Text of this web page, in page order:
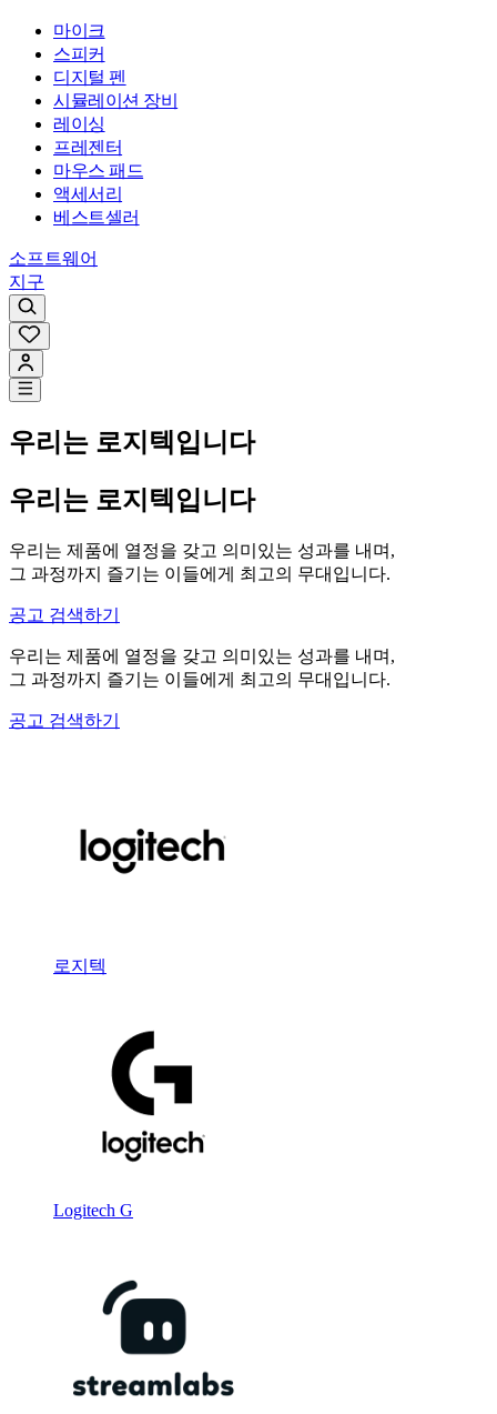
마이크
스피커
디지털 펜
시뮬레이션 장비
레이싱
프레젠터
마우스 패드
액세서리
베스트셀러
소프트웨어
지구
우리는 로지텍입니다
우리는 로지텍입니다
우리는 제품에 열정을 갖고 의미있는 성과를 내며,
그 과정까지 즐기는 이들에게 최고의 무대입니다.
공고 검색하기
우리는 제품에 열정을 갖고 의미있는 성과를 내며,
그 과정까지 즐기는 이들에게 최고의 무대입니다.
공고 검색하기
로지텍
Logitech G